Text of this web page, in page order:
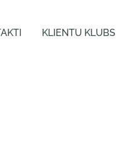
KLIENTU KLUBS